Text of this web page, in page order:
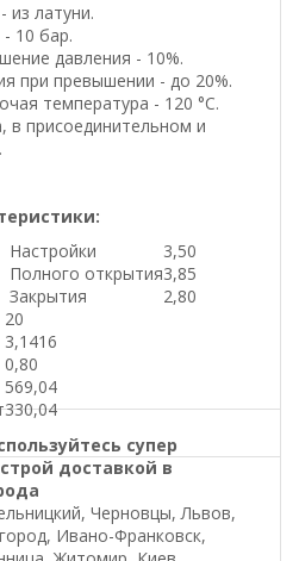
из латуни.
10 бар.
давления - 10%.
при превышении - до 20%.
температура - 120 °C.
в присоединительном и
Настройки
3,50
Полного открытия3,85
Закрытия
2,80
20
3,1416
0,80
569,04
330,04
супер
доставкой в
Черновцы, Львов,
Ивано-Франковск,